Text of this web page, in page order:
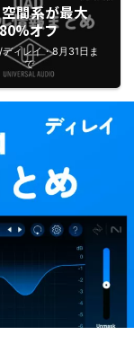
空間系が最大
80%オフ
ディレイ・8月31日ま
で